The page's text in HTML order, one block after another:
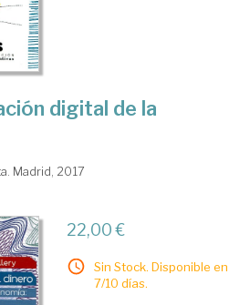
digital de la
Madrid, 2017
22,00 €
Sin Stock. Disponible en
7/10 días.